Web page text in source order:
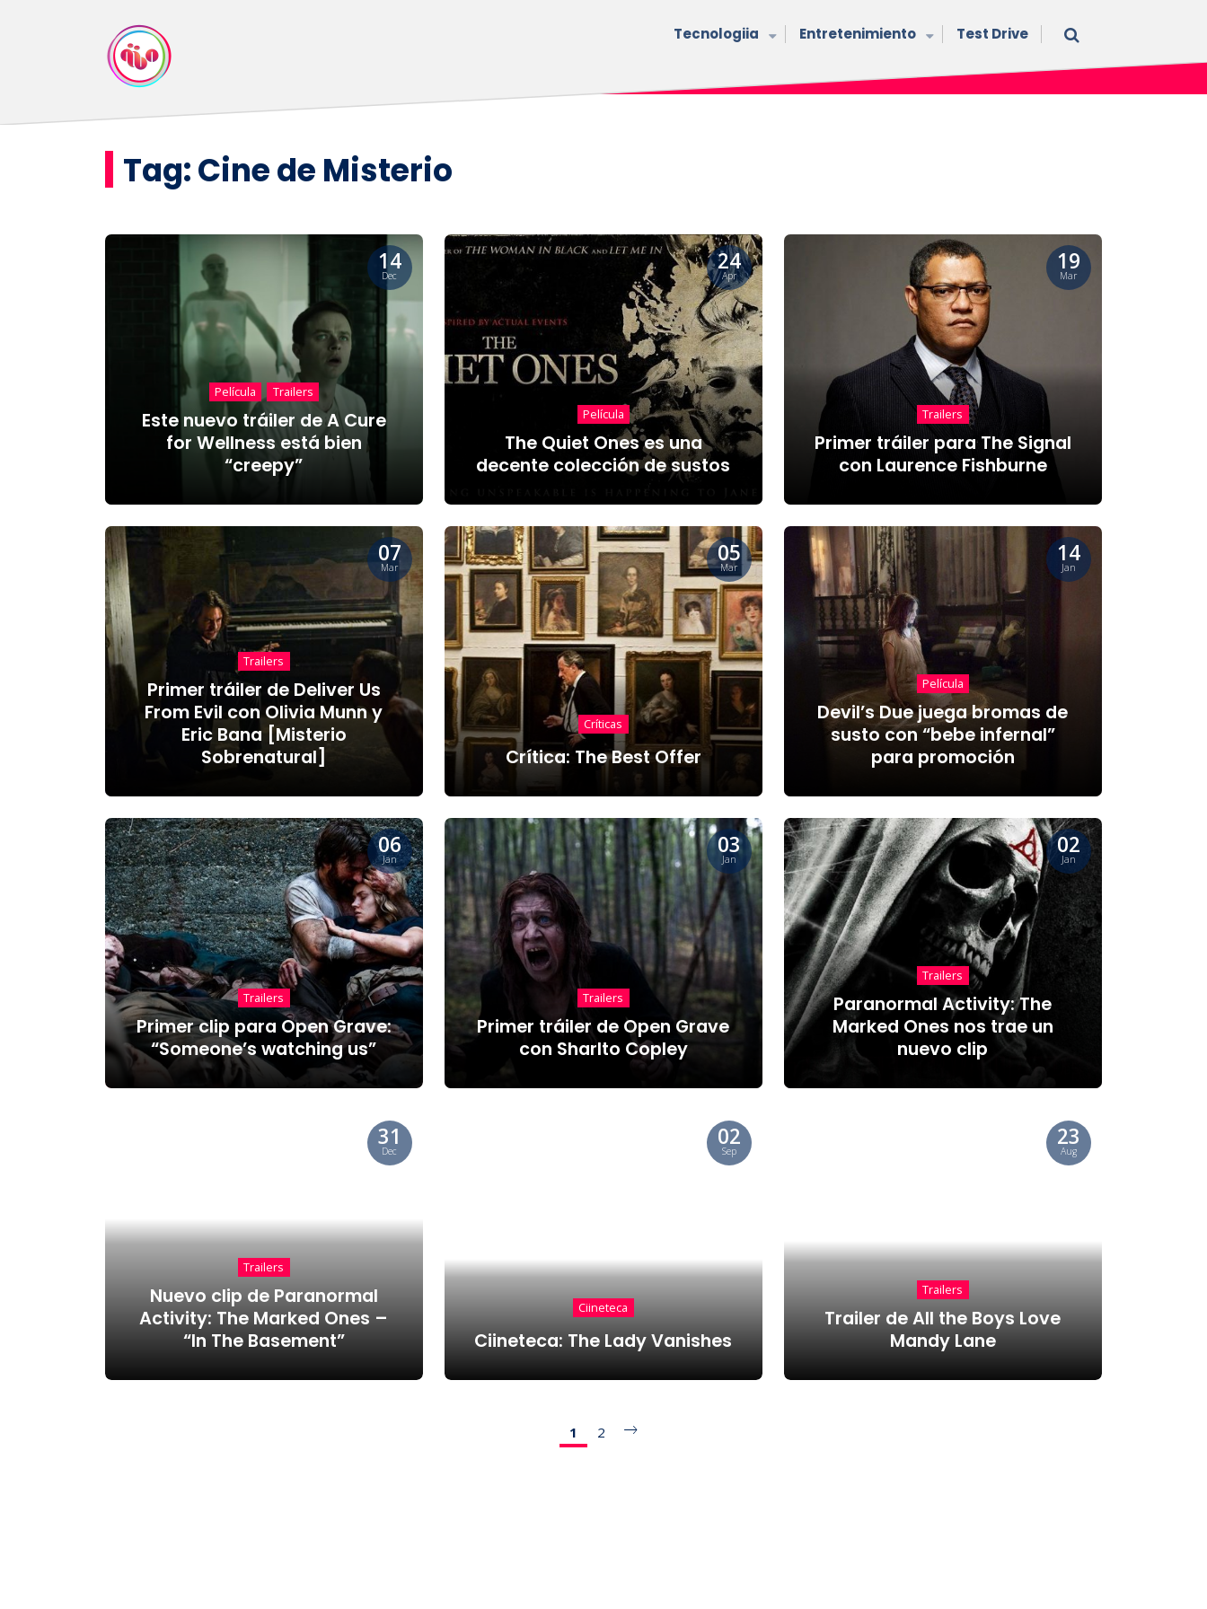
Tecnologiia Entretenimiento Test Drive
Tag:Cine de Misterio
14
Dec
Película Trailers
Este nuevo tráiler de A Cure
for Wellness está bien
“creepy”
24
Apr
Película
The Quiet Ones es una
decente colección de sustos
19
Mar
Trailers
Primer tráiler para The Signal
con Laurence Fishburne
07
Mar
Trailers
Primer tráiler de Deliver Us
From Evil con Olivia Munn y
Eric Bana [Misterio
Sobrenatural]
05
Mar
Críticas
Crítica: The Best Offer
14
Jan
Película
Devil’s Due juega bromas de
susto con “bebe infernal”
para promoción
06
Jan
Trailers
Primer clip para Open Grave:
“Someone’s watching us”
03
Jan
Trailers
Primer tráiler de Open Grave
con Sharlto Copley
02
Jan
Trailers
Paranormal Activity: The
Marked Ones nos trae un
nuevo clip
31
Dec
Trailers
Nuevo clip de Paranormal
Activity: The Marked Ones –
“In The Basement”
02
Sep
Ciineteca
Ciineteca: The Lady Vanishes
23
Aug
Trailers
Trailer de All the Boys Love
Mandy Lane
1 2